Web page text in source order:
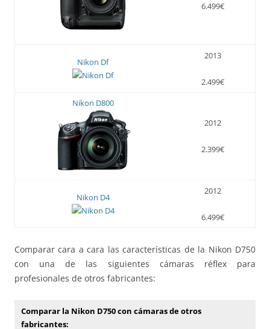
6.499€
Nikon Df
2013
2.499€
Nikon D800
2012
2.399€
Nikon D4
2012
6.499€
Comparar cara a cara las características de la Nikon D750
con una de las siguientes cámaras réflex para
profesionales de otros fabricantes:
Comparar la Nikon D750 con cámaras de otros
fabricantes: